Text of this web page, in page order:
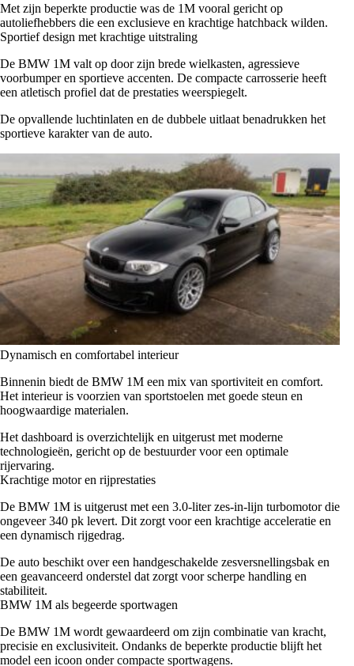
Met zijn beperkte productie was de 1M vooral gericht op
autoliefhebbers die een exclusieve en krachtige hatchback wilden.
Sportief design met krachtige uitstraling
De BMW 1M valt op door zijn brede wielkasten, agressieve
voorbumper en sportieve accenten. De compacte carrosserie heeft
een atletisch profiel dat de prestaties weerspiegelt.
De opvallende luchtinlaten en de dubbele uitlaat benadrukken het
sportieve karakter van de auto.
Dynamisch en comfortabel interieur
Binnenin biedt de BMW 1M een mix van sportiviteit en comfort.
Het interieur is voorzien van sportstoelen met goede steun en
hoogwaardige materialen.
Het dashboard is overzichtelijk en uitgerust met moderne
technologieën, gericht op de bestuurder voor een optimale
rijervaring.
Krachtige motor en rijprestaties
De BMW 1M is uitgerust met een 3.0-liter zes-in-lijn turbomotor die
ongeveer 340 pk levert. Dit zorgt voor een krachtige acceleratie en
een dynamisch rijgedrag.
De auto beschikt over een handgeschakelde zesversnellingsbak en
een geavanceerd onderstel dat zorgt voor scherpe handling en
stabiliteit.
BMW 1M als begeerde sportwagen
De BMW 1M wordt gewaardeerd om zijn combinatie van kracht,
precisie en exclusiviteit. Ondanks de beperkte productie blijft het
model een icoon onder compacte sportwagens.